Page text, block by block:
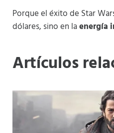
Porque el éxito de Star
dólares, sino en laenergía
Artículos